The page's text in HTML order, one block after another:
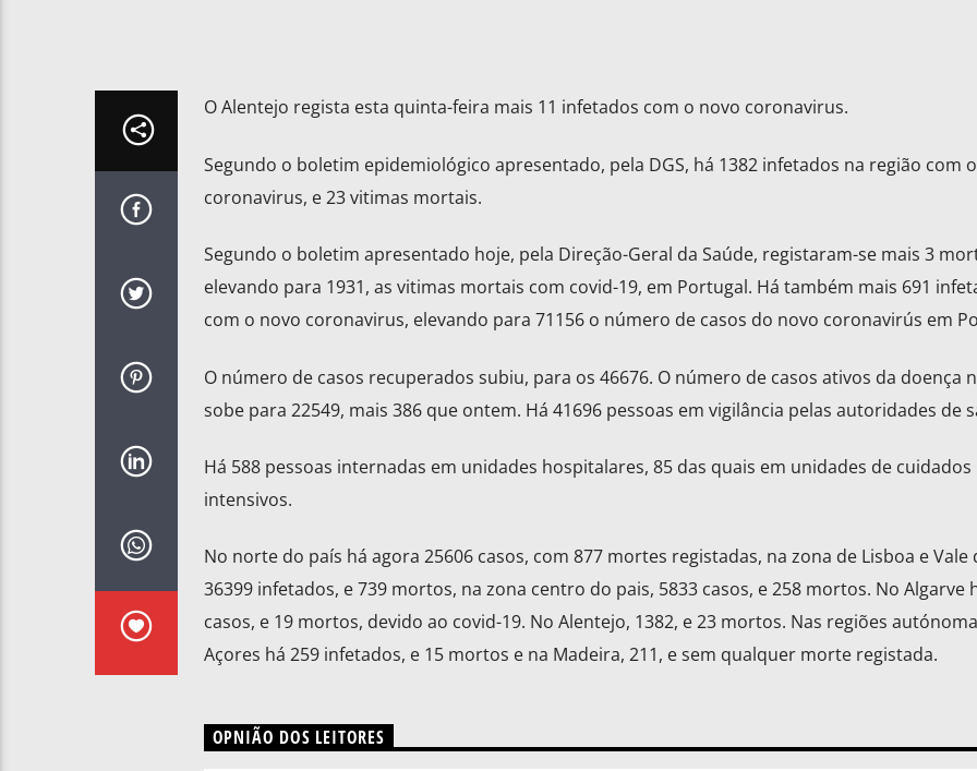
O Alentejo regista esta quinta-feira mais 11 infetados com o novo coronavirus.
Segundo o boletim epidemiológico apresentado, pela DGS, há 1382 infetados na região com
coronavirus, e 23 vitimas mortais.
Segundo o boletim apresentado hoje, pela Direção-Geral da Saúde, registaram-se mais 3
elevando para 1931, as vitimas mortais com covid-19, em Portugal. Há também mais 691
com o novo coronavirus, elevando para 71156 o número de casos do novo coronavirús em
O número de casos recuperados subiu, para os 46676. O número de casos ativos da doença
sobe para 22549, mais 386 que ontem. Há 41696 pessoas em vigilância pelas autoridades de
Há 588 pessoas internadas em unidades hospitalares, 85 das quais em unidades de cuidados
intensivos.
No norte do país há agora 25606 casos, com 877 mortes registadas, na zona de Lisboa e Vale
36399 infetados, e 739 mortos, na zona centro do pais, 5833 casos, e 258 mortos. No Algarve
casos, e 19 mortos, devido ao covid-19. No Alentejo, 1382, e 23 mortos. Nas regiões
Açores há 259 infetados, e 15 mortos e na Madeira, 211, e sem qualquer morte registada.
OPNIÃO DOS LEITORES